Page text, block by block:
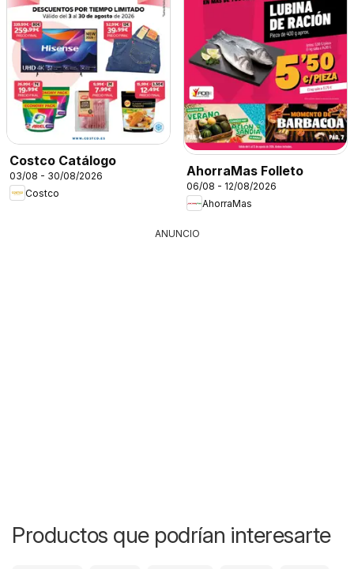
Costco Catálogo
03/08 - 30/08/2026
Costco
AhorraMas Folleto
06/08 - 12/08/2026
AhorraMas
ANUNCIO
Productos que podrían interesarte